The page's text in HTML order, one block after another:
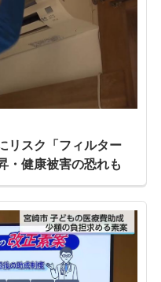
リスク「フィルター
・健康被害の恐れも